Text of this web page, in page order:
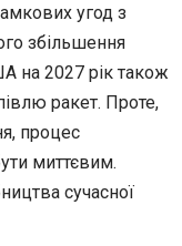
угод з
збільшення
на 2027 рік також
ракет. Проте,
процес
миттєвим.
сучасної